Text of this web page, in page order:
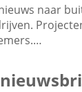
naar